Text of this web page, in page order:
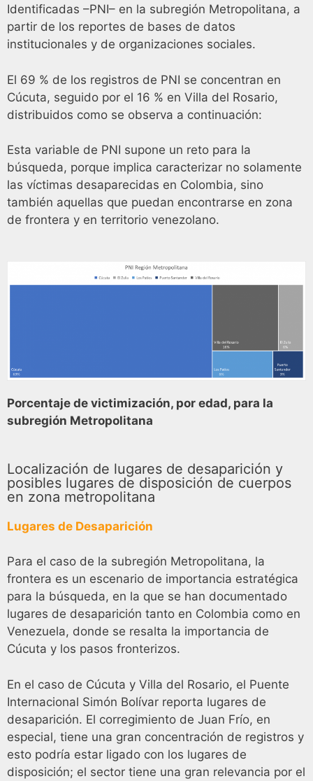
Identificadas –PNI– en la subregión Metropolitana, a
partir de los reportes de bases de datos
institucionales y de organizaciones sociales.
El 69 % de los registros de PNI se concentran en
Cúcuta, seguido por el 16 % en Villa del Rosario,
distribuidos como se observa a continuación:
Esta variable de PNI supone un reto para la
búsqueda, porque implica caracterizar no solamente
las víctimas desaparecidas en Colombia, sino
también aquellas que puedan encontrarse en zona
de frontera y en territorio venezolano.
Porcentaje de victimización, por edad, para la
subregión Metropolitana
Localización de lugares de desaparición y
posibles lugares de disposición de cuerpos
en zona metropolitana
Lugares de Desaparición
Para el caso de la subregión Metropolitana, la
frontera es un escenario de importancia estratégica
para la búsqueda, en la que se han documentado
lugares de desaparición tanto en Colombia como en
Venezuela, donde se resalta la importancia de
Cúcuta y los pasos fronterizos.
En el caso de Cúcuta y Villa del Rosario, el Puente
Internacional Simón Bolívar reporta lugares de
desaparición. El corregimiento de Juan Frío, en
especial, tiene una gran concentración de registros y
esto podría estar ligado con los lugares de
disposición; el sector tiene una gran relevancia por el